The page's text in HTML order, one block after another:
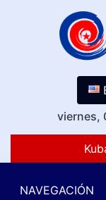
viernes,
NAVEGACIÓN